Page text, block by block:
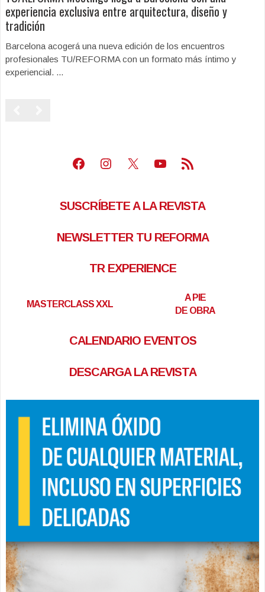
experiencia exclusiva entre arquitectura, diseño y
tradición
Barcelona acogerá una nueva edición de los encuentros
profesionales TU/REFORMA con un formato más íntimo y
experiencial. ...
Facebook
Instagram
X Youtube
Feed RSS
SUSCRÍBETE A LA REVISTA
NEWSLETTER TU REFORMA
TR EXPERIENCE
MASTERCLASS XXL
A PIE
DE OBRA
CALENDARIO EVENTOS
DESCARGA LA REVISTA